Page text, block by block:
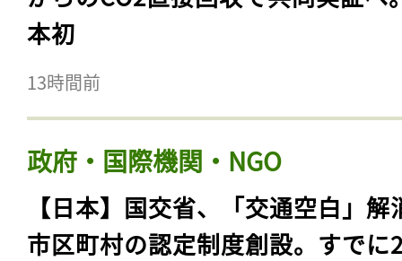
本初
13時間前
政府・国際機関・NGO
【日本】国交省、「交通空白」解
市区町村の認定制度創設。すでに